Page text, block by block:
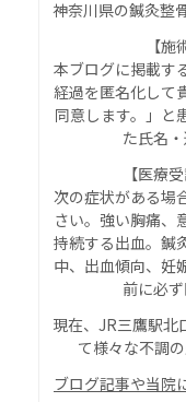
神奈川県の鍼灸整
【
本ブログに掲載す
経過を匿名化して
同意します。」と
た氏名
【医療
次の症状がある場
さい。強い胸痛、
持続する出血。鍼
中、出血傾向、妊
前に必
現在、JR三鷹駅北
て様々な不調
ブログ記事や当院